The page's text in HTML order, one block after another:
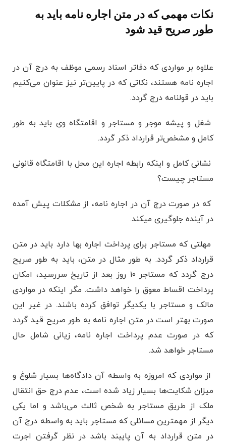
نکات مهمی که در متن اجاره نامه باید به
طور صریح قید شود
علاوه بر مواردی که دفاتر اسناد رسمی موظف به درج آن در
اجاره نامه هستند، نکاتی که در پایین‌تر نیز عنوان می‌کنیم
باید در قولنامه درج گردد.
شغل و پیشه موجر و مستاجر و اقامتگاه وی باید به طور
کامل و مشخص‌تر قرارداد ذکر گردد.
نشانی کامل و اینکه رابطه اجاره این محل با اقامتگاه قانونی
مستاجر چیست؟
که در صورت درج آن در اجاره نامه، از مشکلات پیش آمده
در آینده جلوگیری میکند.
مهلتی که مستاجر برای پرداخت اجاره بها دارد باید در متن
قرارداد ذکر گردد. به طور مثال در متن، باید به طور صریح
درج گردد که مستاجر ۱۰ روز بعد از تاریخ سررسید، امکان
پرداخت اقساط معوق را خواهد داشت. مگر اینکه در مواردی
مالک و مستاجر با یکدیگر توافق کرده باشند. در غیر این
صورت بهتر است در متن اجاره نامه به طور صریح قید گردد
که در صورت عدم پرداخت اجاره نامه، زیانی شامل حال
مستاجر خواهد شد.
از مواردی که امروزه به واسطه آن دادگاه‌ها بسیار شلوغ و
میزان شکایت‌ها بسیار زیاد شده است، عدم درج حق انتقال
ملک از طریق مستاجر به شخص ثالث می‌باشد و اما یکی
دیگر از مهمترین مسائلی که مستاجر باید به واسطه درج آن
در متن قرارداد به آن پایبند باشد در نظر گرفتن اجرت